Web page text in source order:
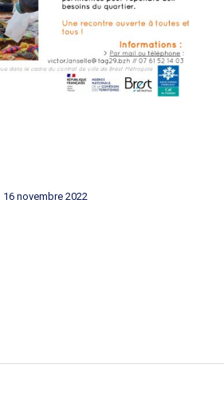
16 novembre 2022